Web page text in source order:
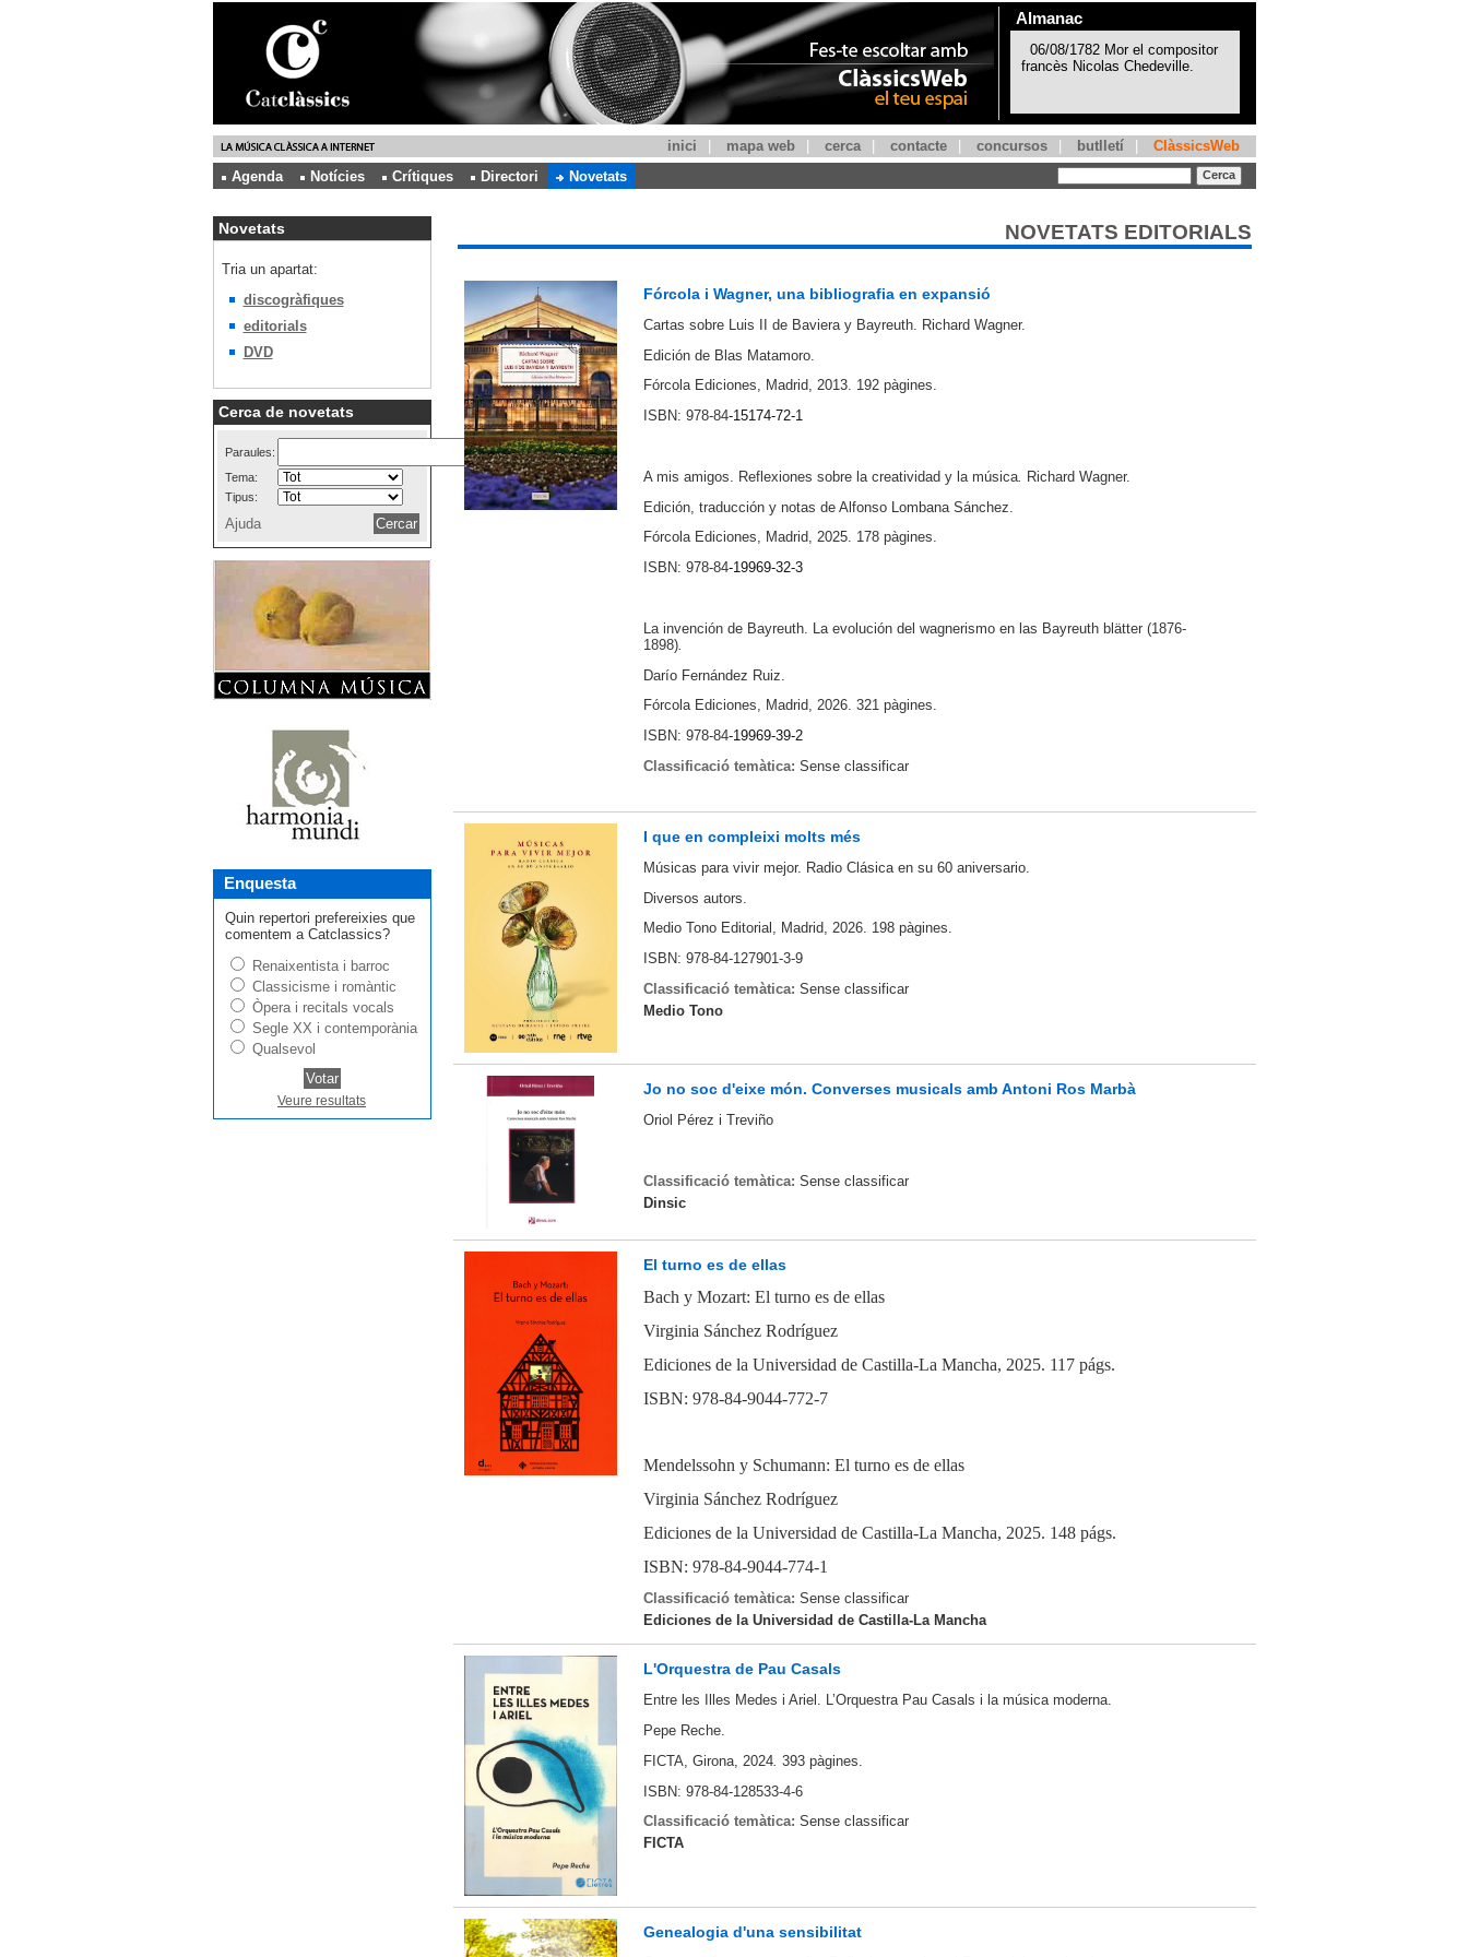
Almanac
inici mapa web cerca contacte concursos butlletí
ClàssicsWeb
Agenda
Notícies Crítiques Directori Novetats
Novetats
Tria un apartat:
discogràfiques
editorials
DVD
Cerca de novetats
Paraules:
Tema:
Tipus:
Ajuda
Enquesta
Quin repertori prefereixies que
comentem a Catclassics?
Renaixentista i barroc
Classicisme i romàntic
Òpera i recitals vocals
Segle XX i contemporània
Qualsevol
Veure resultats
NOVETATS EDITORIALS
Fórcola i Wagner, una bibliografia en expansió
Cartas sobre Luis II de Baviera y Bayreuth. Richard Wagner.
Edición de Blas Matamoro.
Fórcola Ediciones, Madrid, 2013. 192 pàgines.
ISBN: 978-84-15174-72-1
A mis amigos. Reflexiones sobre la creatividad y la música.
Richard Wagner.
Edición, traducción y notas de Alfonso Lombana Sánchez.
Fórcola Ediciones, Madrid, 2025. 178 pàgines.
ISBN: 978-84-19969-32-3
La invención de Bayreuth. La evolución del wagnerismo en las Bayreuth blätter (1876-
1898).
Darío Fernández Ruiz.
Fórcola Ediciones, Madrid, 2026. 321 pàgines.
ISBN: 978-84-19969-39-2
Classificació temàtica: Sense classificar
I que en compleixi molts més
Músicas para vivir mejor. Radio Clásica en su 60 aniversario.
Diversos autors.
Medio Tono Editorial, Madrid, 2026. 198 pàgines.
ISBN: 978-84-127901-3-9
Classificació temàtica: Sense classificar
Medio Tono
Jo no soc d'eixe món. Converses musicals amb Antoni Ros Marbà
Oriol Pérez i Treviño
Classificació temàtica: Sense classificar
Dinsic
El turno es de ellas
Bach y Mozart: El turno es de ellas
Virginia Sánchez Rodríguez
Ediciones de la Universidad de Castilla-La Mancha, 2025. 117 págs.
ISBN: 978-84-9044-772-7
Mendelssohn y Schumann: El turno es de ellas
Virginia Sánchez Rodríguez
Ediciones de la Universidad de Castilla-La Mancha, 2025. 148 págs.
ISBN: 978-84-9044-774-1
Classificació temàtica: Sense classificar
Ediciones de la Universidad de Castilla-La Mancha
L'Orquestra de Pau Casals
Entre les Illes Medes i Ariel. L’Orquestra Pau Casals i la música moderna.
Pepe Reche.
FICTA, Girona, 2024. 393 pàgines.
ISBN: 978-84-128533-4-6
Classificació temàtica: Sense classificar
FICTA
Genealogia d'una sensibilitat